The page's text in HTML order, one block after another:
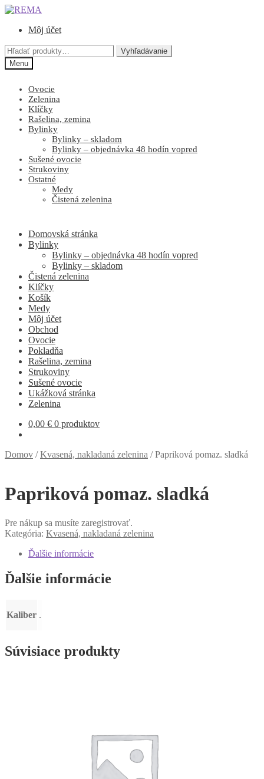
Preskočiť
navigáciu
Preskočiť
obsah
Môj účet
Hľadať:
Vyhľadávanie
Menu
Ovocie
Zelenina
Klíčky
Rašelina, zemina
Bylinky
Bylinky – skladom
Bylinky – objednávka 48 hodín vopred
Sušené ovocie
Strukoviny
Ostatné
Medy
Čistená zelenina
Domovská stránka
Bylinky
Bylinky – objednávka 48 hodín vopred
Bylinky – skladom
Čistená zelenina
Klíčky
Košík
Medy
Môj účet
Obchod
Ovocie
Pokladňa
Rašelina, zemina
Strukoviny
Sušené ovocie
Ukážková stránka
Zelenina
0,00 € 0 produktov
Domov /Kvasená, nakladaná zelenina /Papriková pomaz. sladká
Papriková pomaz. sladká
Pre nákup sa musíte zaregistrovať.
Kategória: Kvasená, nakladaná zelenina
Ďalšie informácie
Ďalšie informácie
Kaliber .
Súvisiace produkty